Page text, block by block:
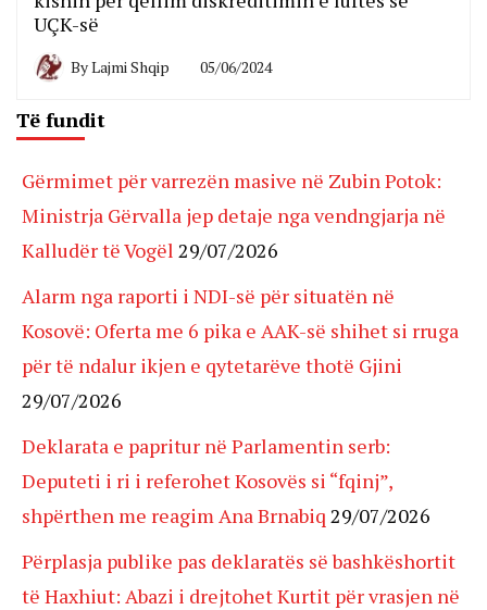
UÇK-së
ByLajmi Shqip 05/06/2024
Të fundit
Gërmimet për varrezën masive në Zubin Potok:
Ministrja Gërvalla jep detaje nga vendngjarja në
Kalludër të Vogël 29/07/2026
Alarm nga raporti i NDI-së për situatën në
Kosovë: Oferta me 6 pika e AAK-së shihet si rruga
për të ndalur ikjen e qytetarëve thotë Gjini
29/07/2026
Deklarata e papritur në Parlamentin serb:
Deputeti i ri i referohet Kosovës si “fqinj”,
shpërthen me reagim Ana Brnabiq 29/07/2026
Përplasja publike pas deklaratës së bashkëshortit
të Haxhiut: Abazi i drejtohet Kurtit për vrasjen në